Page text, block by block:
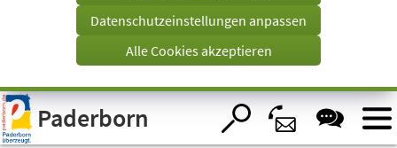
Visuelle
Assistenzsoftware
öffnen.
Tab)
Datenschutzeinstellungen anpassen
Alle Cookies akzeptieren
Paderborn